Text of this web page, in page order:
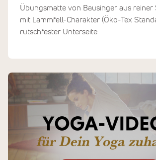
Übungsmatte von Bausinger aus
mit Lammfell-Charakter (Öko-Tex
rutschfester Unterseite